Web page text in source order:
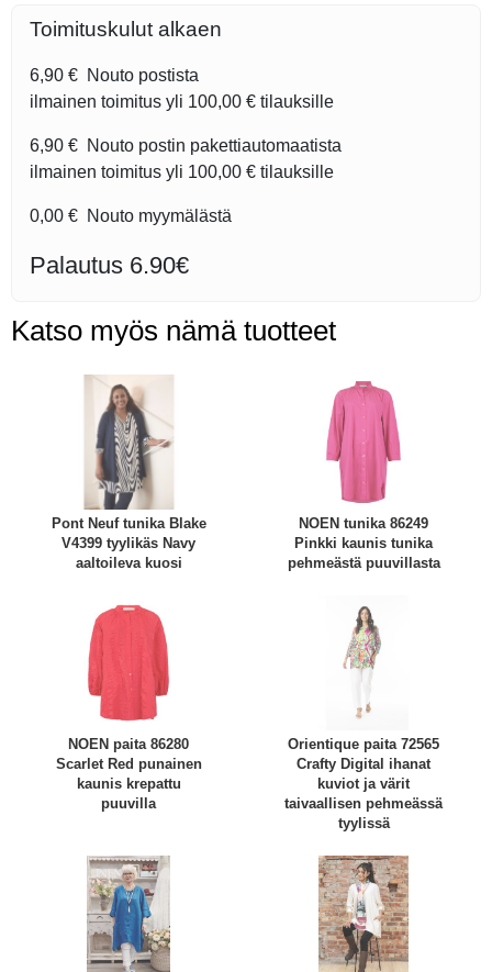
Toimituskulut alkaen
6,90 € Nouto postista
ilmainen toimitus yli 100,00 € tilauksille
6,90 € Nouto postin pakettiautomaatista
ilmainen toimitus yli 100,00 € tilauksille
0,00 € Nouto myymälästä
Palautus 6.90€
Katso myös nämä tuotteet
Pont Neuf tunika Blake
V4399 tyylikäs Navy
aaltoileva kuosi
NOEN tunika 86249
Pinkki kaunis tunika
pehmeästä puuvillasta
NOEN paita 86280
Scarlet Red punainen
kaunis krepattu
puuvilla
Orientique paita 72565
Crafty Digital ihanat
kuviot ja värit
taivaallisen pehmeässä
tyylissä